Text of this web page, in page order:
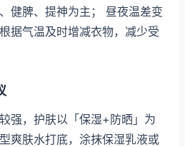
健脾、提神为主； 昼夜温差变
据气温及时增减衣物，减少受
强，护肤以「保湿+防晒」为
爽肤水打底，涂抹保湿乳液或